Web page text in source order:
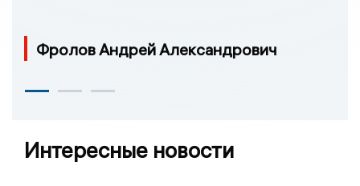
Фролов Андрей Александрович
Интересные новости